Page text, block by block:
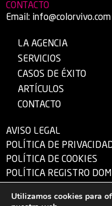
CONTACTO
Email: info@colorvivo.com
LA AGENCIA
SERVICIOS
CASOS DE ÉXITO
ARTÍCULOS
CONTACTO
AVISO LEGAL
POLÍTICA DE
POLÍTICA DE COOKIES
POLÍTICA REGISTRO
Utilizamos cookies para